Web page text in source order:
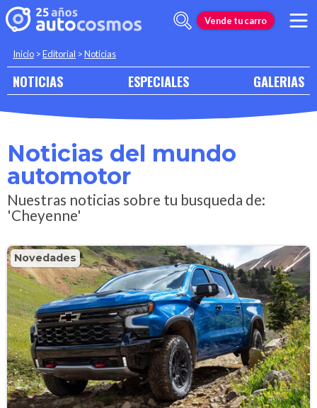
Vende tu carro
Inicio >Editorial >Noticias
NOTICIAS ESPECIALES GALERIAS
Noticias del mundo
automotor
Nuestras noticias sobre tu busqueda de:
'Cheyenne'
Novedades